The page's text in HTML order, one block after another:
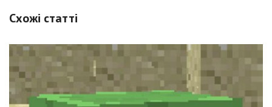
Схожі статті